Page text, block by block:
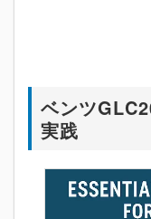
ベンツ
実践